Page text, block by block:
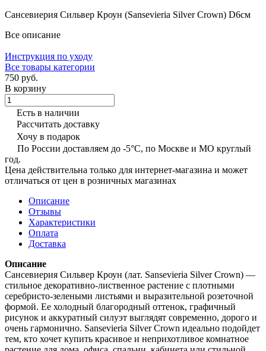
Сансевиерия Сильвер Кроун (Sansevieria Silver Crown) D6см
Все описание
Инструкция по уходу
Все товары категории
750 руб.
В корзину
Есть в наличии
Рассчитать доставку
Хочу в подарок
По России доставляем до -5°C, по Москве и МО круглый
год.
Цена действительна только для интернет-магазина и может
отличаться от цен в розничных магазинах
Описание
Отзывы
Характеристики
Оплата
Доставка
Описание
Сансевиерия Сильвер Кроун (лат. Sansevieria Silver Crown) —
стильное декоративно-лиственное растение с плотными
серебристо-зелеными листьями и выразительной розеточной
формой. Ее холодный благородный оттенок, графичный
рисунок и аккуратный силуэт выглядят современно, дорого и
очень гармонично. Sansevieria Silver Crown идеально подойдет
тем, кто хочет купить красивое и неприхотливое комнатное